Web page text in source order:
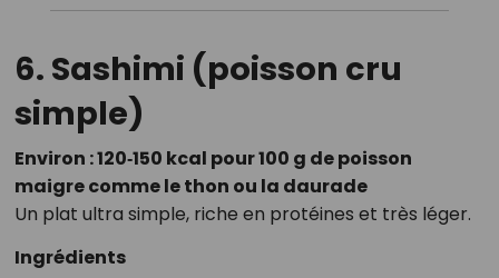
6. Sashimi (poisson cru
simple)
Environ : 120‑150 kcal pour 100 g de poisson
maigre comme le thon ou la daurade
Un plat ultra simple, riche en protéines et très léger.
Ingrédients